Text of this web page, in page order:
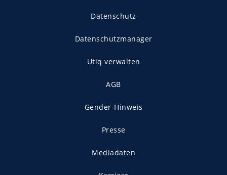
Datenschutz
Datenschutzmanager
Utiq verwalten
AGB
Gender-Hinweis
Presse
Mediadaten